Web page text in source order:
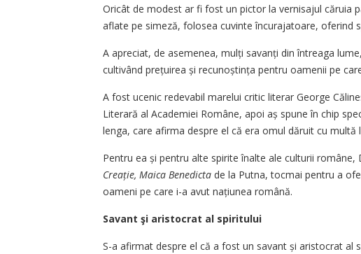
Oricât de modest ar fi fost un pictor la vernisajul căruia
aflate pe simeză, folosea cuvinte încurajatoare, oferind
A apreciat, de asemenea, mulți savanți din întreaga
cultivând prețuirea și recunoștința pentru oamenii pe
A fost ucenic redevabil marelui critic literar George
Literară al Academiei Române, apoi aș spune în chip
lenga, care afirma despre el că era omul dăruit cu
Pentru ea și pentru alte spirite înalte ale culturii române,
Creație, Maica Benedicta de la Putna, tocmai pentru a
oameni pe care i-a avut națiunea română.
Savant şi aristocrat al spiritului
S-a afirmat despre el că a fost un savant și aristocrat